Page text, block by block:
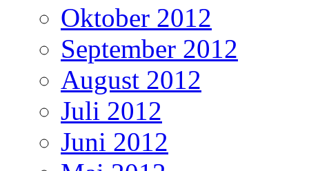
Oktober 2012
September 2012
August 2012
Juli 2012
Juni 2012